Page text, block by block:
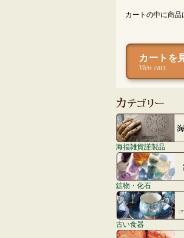
カートの中に商品
カートを
View cart
海福雑貨謹製品
鉱物・化石
古い食器